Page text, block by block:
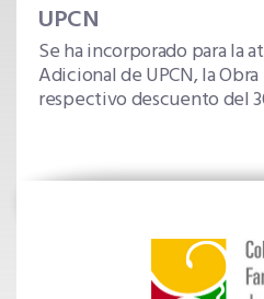
UPCN
Se ha incorporado para la
Adicional de UPCN, la
respectivo descuento del